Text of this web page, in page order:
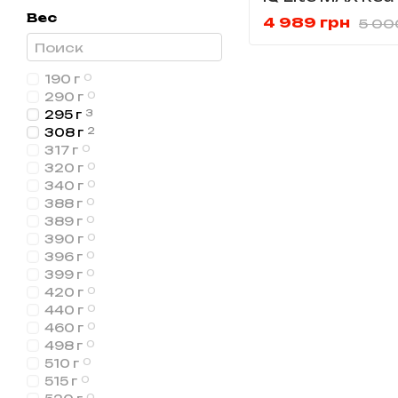
5
4 989 грн
Вес
190 г 0
290 г 0
295 г 3
308 г 2
317 г 0
320 г 0
340 г 0
388 г 0
389 г 0
390 г 0
396 г 0
399 г 0
420 г 0
440 г 0
460 г 0
498 г 0
510 г 0
515 г 0